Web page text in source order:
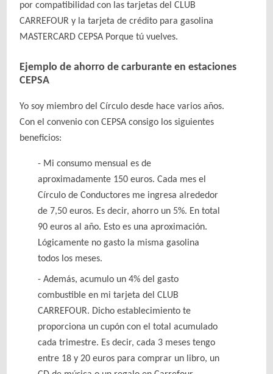
por compatibilidad con las tarjetas del CLUB
CARREFOUR y la tarjeta de crédito para gasolina
MASTERCARD CEPSA Porque tú vuelves.
Ejemplo de ahorro de carburante en estaciones
CEPSA
Yo soy miembro del Círculo desde hace varios años.
Con el convenio con CEPSA consigo los siguientes
beneficios:
Mi consumo mensual es de
aproximadamente 150 euros. Cada mes el
Círculo de Conductores me ingresa alrededor
de 7,50 euros. Es decir, ahorro un 5%. En total
90 euros al año. Esto es una aproximación.
Lógicamente no gasto la misma gasolina
todos los meses.
Además, acumulo un 4% del gasto
combustible en mi tarjeta del CLUB
CARREFOUR. Dicho establecimiento te
proporciona un cupón con el total acumulado
cada trimestre. Es decir, cada 3 meses tengo
entre 18 y 20 euros para comprar un libro, un